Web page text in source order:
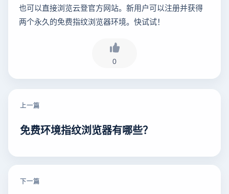
也可以直接浏览云登官方网站。新用户可以注册并获得
两个永久的免费指纹浏览器环境。快试试！
0
上一篇
免费环境指纹浏览器有哪些？
下一篇